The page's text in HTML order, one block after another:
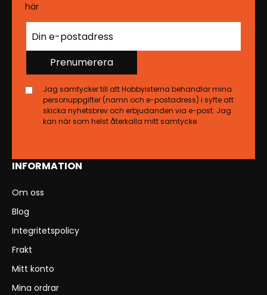
INFORMATION
Om oss
Blog
Integritetspolicy
Frakt
Mitt konto
Mina ordrar
här
Prenumerera
Jag samtycker till att Hobbyisterna behandlar mina
personuppgifter (namn och e-postadress) i syfte att
skicka nyhetsbrev och erbjudanden via e-post. Jag
kan när som helst återkalla mitt samtycke.